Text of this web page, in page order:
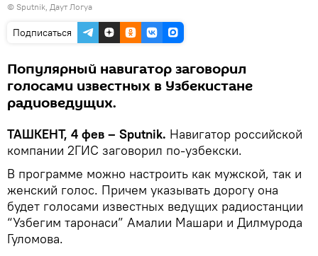
© Sputnik, Даут Логуа
Подписаться
Популярный навигатор заговорил
голосами известных в Узбекистане
радиоведущих.
ТАШКЕНТ, 4 фев – Sputnik. Навигатор российской
компании 2ГИС заговорил по-узбекски.
В программе можно настроить как мужской, так и
женский голос. Причем указывать дорогу она
будет голосами известных ведущих радиостанции
“Узбегим таронаси” Амалии Машари и Дилмурода
Гуломова.